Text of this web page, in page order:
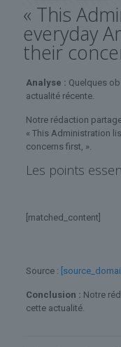
« This
everyday
their
Analyse : Quelques
actualité récente.
Notre rédaction
« This Administration
concerns first, ».
Les points
[matched_content]
Source :
Conclusion : Notre
cette actualité.